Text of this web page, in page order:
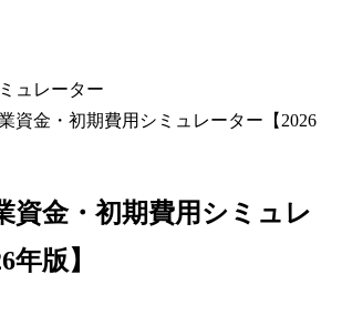
ュレーター
資金・初期費用シミュレーター【2026
資金・初期費用シミュレ
年版】